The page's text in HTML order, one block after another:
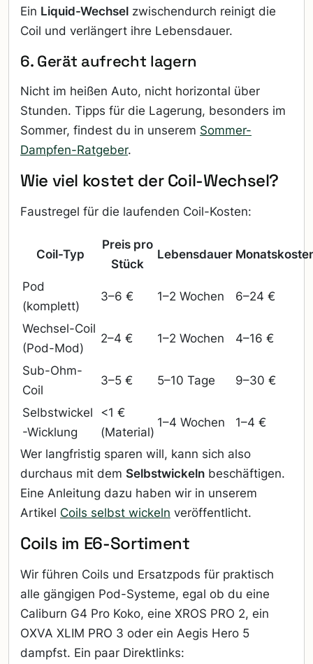
Ein Liquid-Wechsel zwischendurch reinigt die
Coil und verlängert ihre Lebensdauer.
6. Gerät aufrecht lagern
Nicht im heißen Auto, nicht horizontal über
Stunden. Tipps für die Lagerung, besonders im
Sommer, findest du in unserem Sommer-
Dampfen-Ratgeber.
Wie viel kostet der Coil-Wechsel?
Faustregel für die laufenden Coil-Kosten:
Coil-Typ
Preis pro
Stück
Lebensdauer
Pod
(komplett)
3–6 € 1–2 Wochen 6–24 €
Wechsel-Coil
(Pod-Mod)
2–4 € 1–2 Wochen 4–16 €
Sub-Ohm-
Coil
3–5 € 5–10 Tage 9–30 €
Selbstwickel
-Wicklung
<1 €
(Material)
1–4 Wochen 1–4 €
Wer langfristig sparen will, kann sich also
durchaus mit dem Selbstwickeln beschäftigen.
Eine Anleitung dazu haben wir in unserem
Artikel Coils selbst wickeln veröffentlicht.
Coils im E6-Sortiment
Wir führen Coils und Ersatzpods für praktisch
alle gängigen Pod-Systeme, egal ob du eine
Caliburn G4 Pro Koko, eine XROS PRO 2, ein
OXVA XLIM PRO 3 oder ein Aegis Hero 5
dampfst. Ein paar Direktlinks: